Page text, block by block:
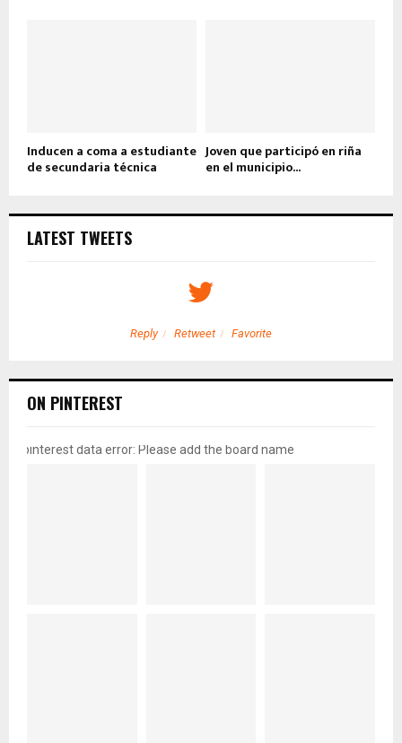
Inducen a coma a estudiante
de secundaria técnica
Joven que participó en riña
en el municipio...
LATEST TWEETS
Reply Retweet Favorite
ON PINTEREST
pinterest data error: Please add the board name